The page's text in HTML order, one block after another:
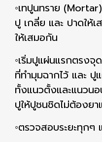
◦เทปูนทราย
ปู เกลี่ย และ ปาดให้
ให้เสมอกัน
◦เริ่มปูแผ่นแรกตรงจุ
ที่ทำมุมฉากไว้ และ ปู
ทั้งแนวตั้งและแนวน
ปูให้ปูชนชิดไม่ต้องยา
◦ตรวจสอบระยะทุกๆ